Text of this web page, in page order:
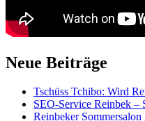
Neue Beiträge
Tschüss Tchibo: Wird
SEO-Service Reinbek –
Reinbeker